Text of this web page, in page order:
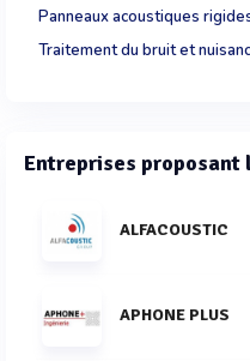
Panneaux acoustiques
Traitement du bruit et
Entreprises proposant
ALFACOUSTIC
APHONE PLUS